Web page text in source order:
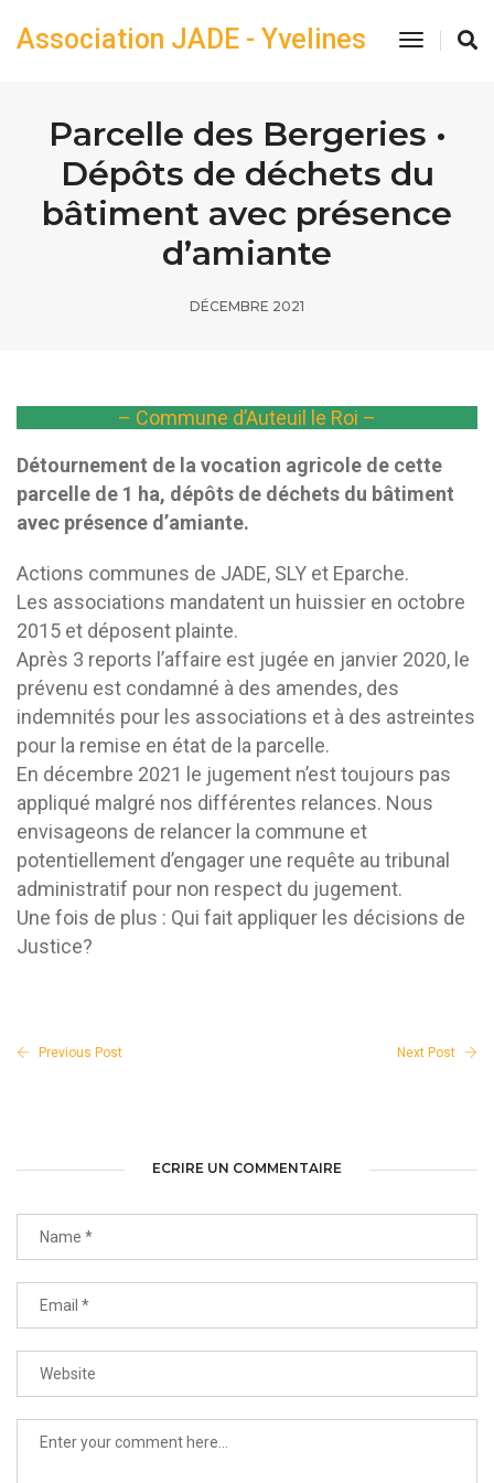
Association JADE - Yvelines
Toggle
Parcelle des Bergeries •
Dépôts de déchets du
bâtiment avec présence
d’amiante
DÉCEMBRE 2021
– Commune d’Auteuil le Roi –
Détournement de la vocation agricole de cette
parcelle de 1 ha, dépôts de déchets du bâtiment
avec présence d’amiante.
Actions communes de JADE, SLY et Eparche.
Les associations mandatent un huissier en octobre
2015 et déposent plainte.
Après 3 reports l’affaire est jugée en janvier 2020, le
prévenu est condamné à des amendes, des
indemnités pour les associations et à des astreintes
pour la remise en état de la parcelle.
En décembre 2021 le jugement n’est toujours pas
appliqué malgré nos différentes relances. Nous
envisageons de relancer la commune et
potentiellement d’engager une requête au tribunal
administratif pour non respect du jugement.
Une fois de plus : Qui fait appliquer les décisions de
Justice?
Previous Post Next Post
ECRIRE UN COMMENTAIRE